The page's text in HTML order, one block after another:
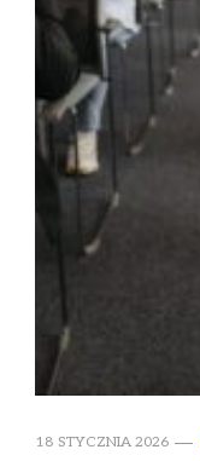
18 STYCZNIA 2026